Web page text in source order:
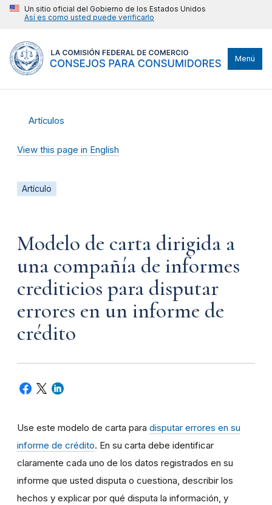
Un sitio oficial del Gobierno de los Estados Unidos
Así es como usted puede verificarlo
Menú
Artículos
View this page in English
Artículo
Modelo de carta dirigida a
una compañía de informes
crediticios para disputar
errores en un informe de
crédito
Use este modelo de carta para disputar errores en su
informe de crédito. En su carta debe identificar
claramente cada uno de los datos registrados en su
informe que usted disputa o cuestiona, describir los
hechos y explicar por qué disputa la información, y